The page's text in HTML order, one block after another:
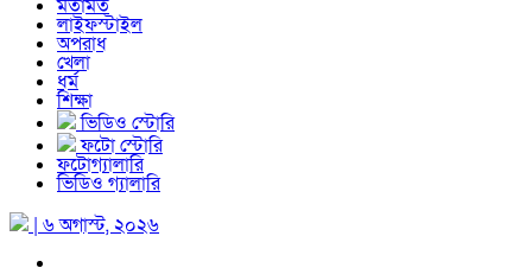
মতামত
লাইফস্টাইল
অপরাধ
খেলা
ধর্ম
শিক্ষা
ভিডিও স্টোরি
ফটো স্টোরি
ফটোগ্যালারি
ভিডিও গ্যালারি
| ৬ অগাস্ট, ২০২৬